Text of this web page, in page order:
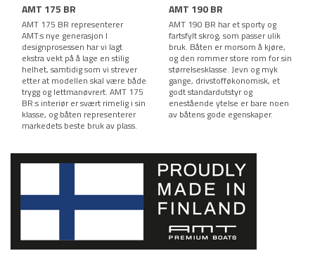
AMT 175 BR
AMT 175 BR representerer
AMT:s nye generasjon I
designprosessen har vi lagt
ekstra vekt på å lage en stilig
helhet, samtidig som vi strever
etter at modellen skal være både
trygg og lettmanøvrert. AMT 175
BR:s interiør er svært rimelig i sin
klasse, og båten representerer
markedets beste bruk av plass.
AMT 190 BR
AMT 190 BR har et sporty og
fartsfylt skrog, som passer ulik
bruk. Båten er morsom å kjøre,
og den rommer store rom for sin
størrelsesklasse. Jevn og myk
gange, drivstofføkonomisk, et
godt standardutstyr og
enestående ytelse er bare noen
av båtens gode egenskaper.